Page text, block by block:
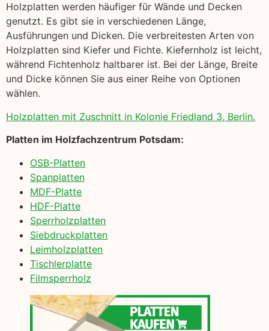
Holzplatten werden häufiger für Wände und Decken
genutzt. Es gibt sie in verschiedenen Länge,
Ausführungen und Dicken. Die verbreitesten Arten von
Holzplatten sind Kiefer und Fichte. Kiefernholz ist leicht,
während Fichtenholz haltbarer ist. Bei der Länge, Breite
und Dicke können Sie aus einer Reihe von Optionen
wählen.
Holzplatten mit Zuschnitt in Kolonie Friedland 3, Berlin.
Platten im Holzfachzentrum Potsdam:
OSB-Platten
Spanplatten
MDF-Platte
HDF-Platte
Sperrholzplatten
Siebdruckplatten
Leimholzplatten
Tischlerplatte
Filmsperrholz